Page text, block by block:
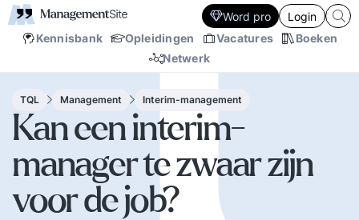
Kennisbank Opleidingen Vacatures
Boeken
Netwerk
Word pro Login
TQL Management Interim-management
Kan een interim-
manager te zwaar zijn
voor de job?